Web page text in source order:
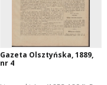
Gazeta Olsztyńska, 1889,
nr 4